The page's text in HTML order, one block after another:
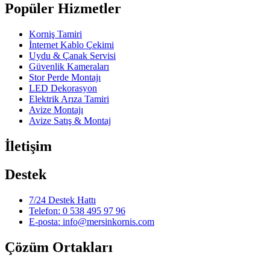
Popüler Hizmetler
Korniş Tamiri
İnternet Kablo Çekimi
Uydu & Çanak Servisi
Güvenlik Kameraları
Stor Perde Montajı
LED Dekorasyon
Elektrik Arıza Tamiri
Avize Montajı
Avize Satış & Montaj
İletişim
Destek
7/24 Destek Hattı
Telefon: 0 538 495 97 96
E-posta: info@mersinkornis.com
Çözüm Ortakları